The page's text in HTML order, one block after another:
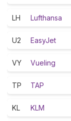
LH Lufthansa
U2 EasyJet
VY Vueling
TP TAP
KL KLM